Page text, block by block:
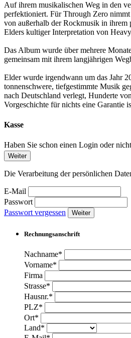
Auf ihrem musikalischen Weg in den
perfektioniert. Für Through Zero nimmt
von außerhalb der Rockmusik in ihrem
Elders kultiger Interpretation von
Das Album wurde über mehrere
gemeinsam mit ihrem langjährigen
Elder wurde irgendwann um das Jahr
tonnenschwere, tiefgestimmte Musik
nach Deutschland verlegt, Hunderte
Vorgeschichte für nichts eine Garantie
Kasse
Haben Sie schon einen Login oder
Weiter
Die Verarbeitung der persönlichen
E-Mail
Passwort
Passwort vergessen
Weiter
Rechnungsanschrift
Nachname*
Vorname*
Firma
Strasse*
Hausnr.*
PLZ*
Ort*
Land*